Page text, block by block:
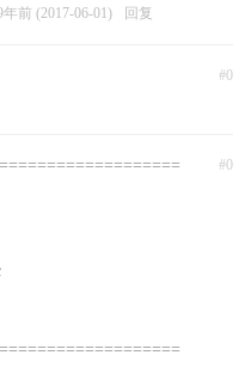
年前 (2017-06-01) 回复
#0
#0